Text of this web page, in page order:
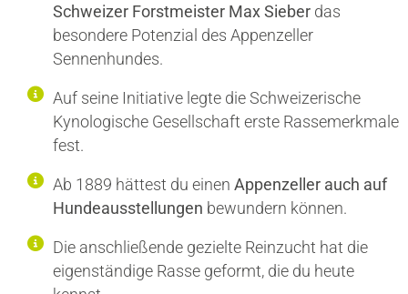
Schweizer Forstmeister Max Sieberdas
besondere Potenzial des Appenzeller
Sennenhundes.
Auf seine Initiative legte die Schweizerische
Kynologische Gesellschaft erste Rassemerkmale
fest.
Ab 1889 hättest du einen Appenzeller auch auf
Hundeausstellungen bewundern können.
Die anschließende gezielte Reinzucht hat die
eigenständige Rasse geformt, die du heute